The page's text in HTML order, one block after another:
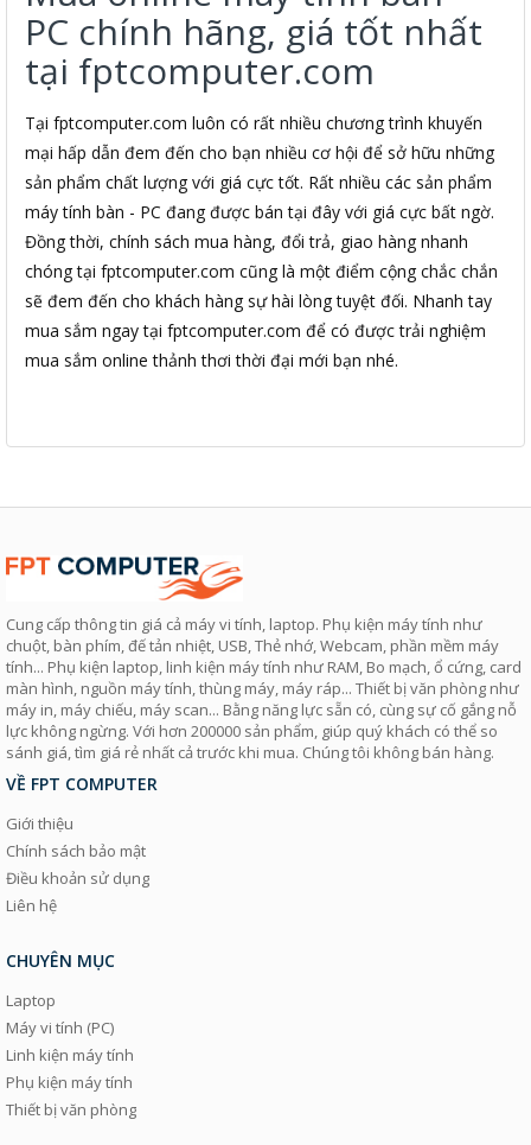
PC chính hãng, giá tốt nhất
tại fptcomputer.com
Tại fptcomputer.com luôn có rất nhiều chương trình khuyến
mại hấp dẫn đem đến cho bạn nhiều cơ hội để sở hữu những
sản phẩm chất lượng với giá cực tốt. Rất nhiều các sản phẩm
máy tính bàn - PC đang được bán tại đây với giá cực bất ngờ.
Đồng thời, chính sách mua hàng, đổi trả, giao hàng nhanh
chóng tại fptcomputer.com cũng là một điểm cộng chắc chắn
sẽ đem đến cho khách hàng sự hài lòng tuyệt đối. Nhanh tay
mua sắm ngay tại fptcomputer.com để có được trải nghiệm
mua sắm online thảnh thơi thời đại mới bạn nhé.
Cung cấp thông tin giá cả máy vi tính, laptop. Phụ kiện máy tính như
chuột, bàn phím, đế tản nhiệt, USB, Thẻ nhớ, Webcam, phần mềm máy
tính... Phụ kiện laptop, linh kiện máy tính như RAM, Bo mạch, ổ cứng, card
màn hình, nguồn máy tính, thùng máy, máy ráp... Thiết bị văn phòng như
máy in, máy chiếu, máy scan... Bằng năng lực sẵn có, cùng sự cố gắng nỗ
lực không ngừng. Với hơn 200000 sản phẩm, giúp quý khách có thể so
sánh giá, tìm giá rẻ nhất cả trước khi mua. Chúng tôi không bán hàng.
VỀ FPT COMPUTER
Giới thiệu
Chính sách bảo mật
Điều khoản sử dụng
Liên hệ
CHUYÊN MỤC
Laptop
Máy vi tính (PC)
Linh kiện máy tính
Phụ kiện máy tính
Thiết bị văn phòng